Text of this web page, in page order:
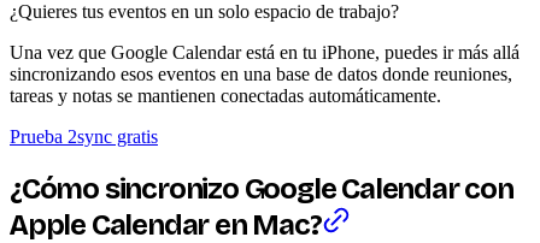
¿Quieres tus eventos en un solo espacio de trabajo?
Una vez que Google Calendar está en tu iPhone, puedes ir más allá
sincronizando esos eventos en una base de datos donde reuniones,
tareas y notas se mantienen conectadas automáticamente.
Prueba 2sync gratis
¿Cómo sincronizo Google Calendar con
Apple Calendar en Mac?